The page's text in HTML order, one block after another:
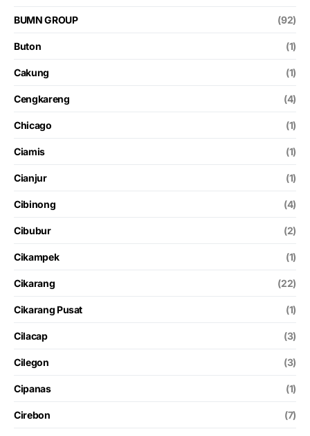
BUMN GROUP (92)
Buton (1)
Cakung (1)
Cengkareng (4)
Chicago (1)
Ciamis (1)
Cianjur (1)
Cibinong (4)
Cibubur (2)
Cikampek (1)
Cikarang (22)
Cikarang Pusat (1)
Cilacap (3)
Cilegon (3)
Cipanas (1)
Cirebon (7)